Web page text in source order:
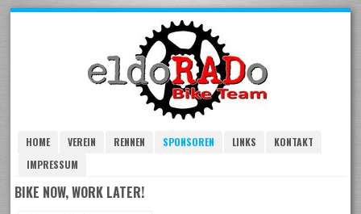
HOME VEREIN RENNEN SPONSOREN LINKS
KONTAKT
IMPRESSUM
BIKE NOW, WORK LATER!